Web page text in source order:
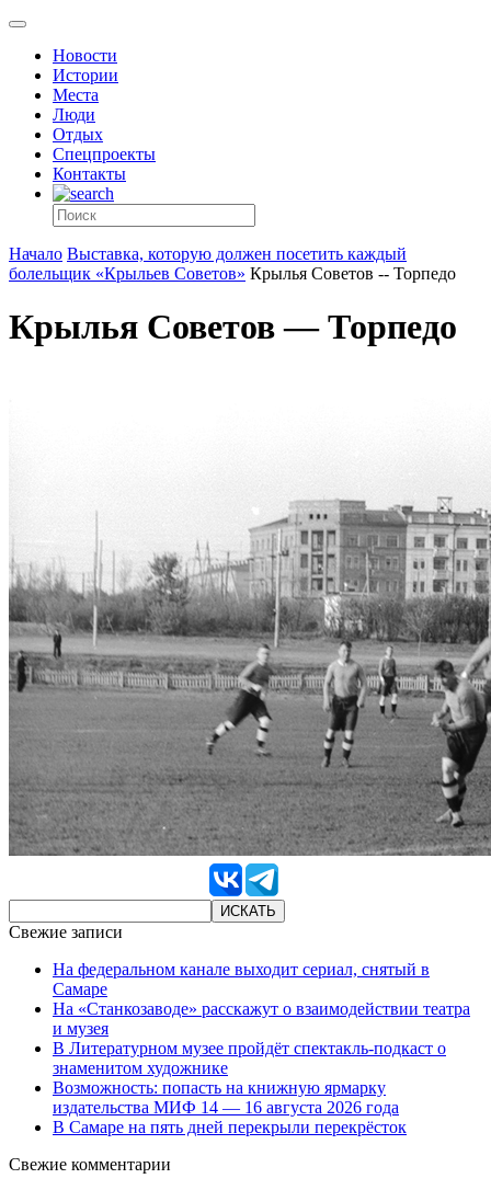
Новости
Истории
Места
Люди
Отдых
Спецпроекты
Контакты
Начало Выставка, которую должен посетить каждый
болельщик «Крыльев Советов» Крылья Советов -- Торпедо
Крылья Советов — Торпедо
Свежие записи
На федеральном канале выходит сериал, снятый в
Самаре
На «Станкозаводе» расскажут о взаимодействии театра
и музея
В Литературном музее пройдёт спектакль-подкаст о
знаменитом художнике
Возможность: попасть на книжную ярмарку
издательства МИФ 14 — 16 августа 2026 года
В Самаре на пять дней перекрыли перекрёсток
Свежие комментарии